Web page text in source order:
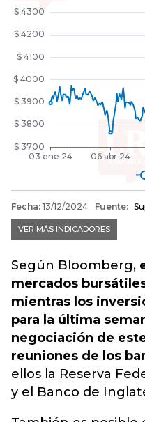
Según Bloomberg,
mercados
mientras los
para la última
negociación de
reuniones de los
ellos la Reserva
y el Banco de